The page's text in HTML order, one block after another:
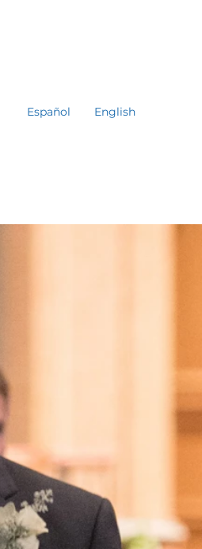
Español English